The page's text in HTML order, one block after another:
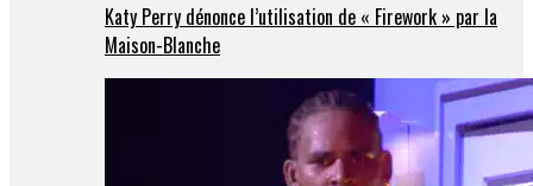
Katy Perry dénonce l’utilisation de « Firework » par la
Maison-Blanche